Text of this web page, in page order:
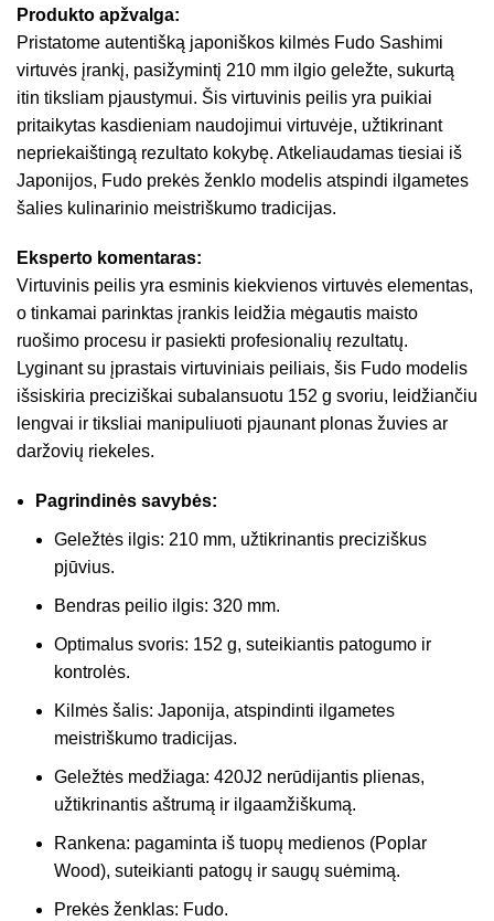
Produkto apžvalga:
Pristatome autentišką japoniškos kilmės Fudo Sashimi
virtuvės įrankį, pasižymintį 210 mm ilgio geležte, sukurtą
itin tiksliam pjaustymui. Šis virtuvinis peilis yra puikiai
pritaikytas kasdieniam naudojimui virtuvėje, užtikrinant
nepriekaištingą rezultato kokybę. Atkeliaudamas tiesiai iš
Japonijos, Fudo prekės ženklo modelis atspindi ilgametes
šalies kulinarinio meistriškumo tradicijas.
Eksperto komentaras:
Virtuvinis peilis yra esminis kiekvienos virtuvės elementas,
o tinkamai parinktas įrankis leidžia mėgautis maisto
ruošimo procesu ir pasiekti profesionalių rezultatų.
Lyginant su įprastais virtuviniais peiliais, šis Fudo modelis
išsiskiria preciziškai subalansuotu 152 g svoriu, leidžiančiu
lengvai ir tiksliai manipuliuoti pjaunant plonas žuvies ar
daržovių riekeles.
Pagrindinės savybės:
Geležtės ilgis: 210 mm, užtikrinantis preciziškus
pjūvius.
Bendras peilio ilgis: 320 mm.
Optimalus svoris: 152 g, suteikiantis patogumo ir
kontrolės.
Kilmės šalis: Japonija, atspindinti ilgametes
meistriškumo tradicijas.
Geležtės medžiaga: 420J2 nerūdijantis plienas,
užtikrinantis aštrumą ir ilgaamžiškumą.
Rankena: pagaminta iš tuopų medienos (Poplar
Wood), suteikianti patogų ir saugų suėmimą.
Prekės ženklas: Fudo.